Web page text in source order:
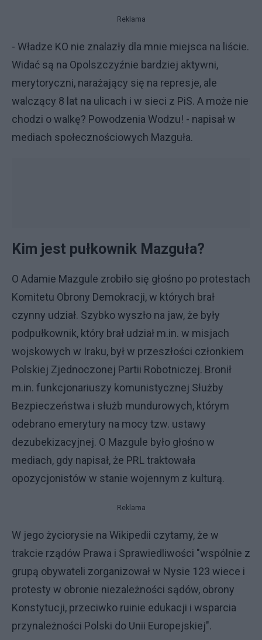
Reklama
- Władze KO nie znalazły dla mnie miejsca na liście.
Widać są na Opolszczyźnie bardziej aktywni,
merytoryczni, narażający się na represje, ale
walczący 8 lat na ulicach i w sieci z PiS. A może nie
chodzi o walkę? Powodzenia Wodzu! - napisał w
mediach społecznościowych Mazguła.
Kim jest pułkownik Mazguła?
O Adamie Mazgule zrobiło się głośno po protestach
Komitetu Obrony Demokracji, w których brał
czynny udział. Szybko wyszło na jaw, że były
podpułkownik, który brał udział m.in. w misjach
wojskowych w Iraku, był w przeszłości członkiem
Polskiej Zjednoczonej Partii Robotniczej. Bronił
m.in. funkcjonariuszy komunistycznej Służby
Bezpieczeństwa i służb mundurowych, którym
odebrano emerytury na mocy tzw. ustawy
dezubekizacyjnej. O Mazgule było głośno w
mediach, gdy napisał, że PRL traktowała
opozycjonistów w stanie wojennym z kulturą.
Reklama
W jego życiorysie na Wikipedii czytamy, że w
trakcie rządów Prawa i Sprawiedliwości "wspólnie z
grupą obywateli zorganizował w Nysie 123 wiece i
protesty w obronie niezależności sądów, obrony
Konstytucji, przeciwko ruinie edukacji i wsparcia
przynależności Polski do Unii Europejskiej".